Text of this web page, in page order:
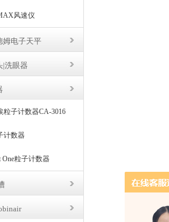
风速仪
姆电子天平
|洗眼器
粒子计数器CA-3016
计数器
One粒子计数器